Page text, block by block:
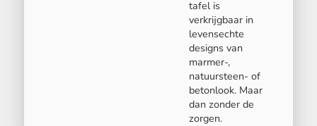
tafel is
verkrijgbaar in
levensechte
designs van
marmer-,
natuursteen- of
betonlook. Maar
dan zonder de
zorgen.